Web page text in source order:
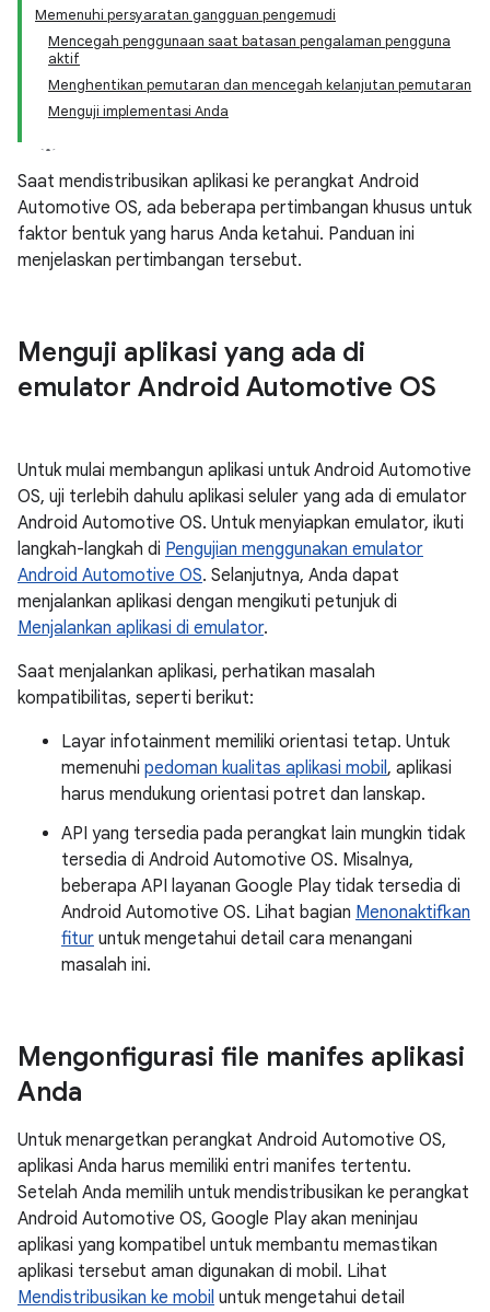
Memenuhi persyaratan gangguan pengemudi
Mencegah penggunaan saat batasan pengalaman pengguna
aktif
Menghentikan pemutaran dan mencegah kelanjutan pemutaran
Menguji implementasi Anda
Saat mendistribusikan aplikasi ke perangkat Android
Automotive OS, ada beberapa pertimbangan khusus untuk
faktor bentuk yang harus Anda ketahui. Panduan ini
menjelaskan pertimbangan tersebut.
Menguji aplikasi yang ada di
emulator Android Automotive OS
Untuk mulai membangun aplikasi untuk Android Automotive
OS, uji terlebih dahulu aplikasi seluler yang ada di emulator
Android Automotive OS. Untuk menyiapkan emulator, ikuti
langkah-langkah di Pengujian menggunakan emulator
Android Automotive OS. Selanjutnya, Anda dapat
menjalankan aplikasi dengan mengikuti petunjuk di
Menjalankan aplikasi di emulator.
Saat menjalankan aplikasi, perhatikan masalah
kompatibilitas, seperti berikut:
Layar infotainment memiliki orientasi tetap. Untuk
memenuhi pedoman kualitas aplikasi mobil, aplikasi
harus mendukung orientasi potret dan lanskap.
API yang tersedia pada perangkat lain mungkin tidak
tersedia di Android Automotive OS. Misalnya,
beberapa API layanan Google Play tidak tersedia di
Android Automotive OS. Lihat bagian Menonaktifkan
fitur untuk mengetahui detail cara menangani
masalah ini.
Mengonfigurasi file manifes aplikasi
Anda
Untuk menargetkan perangkat Android Automotive OS,
aplikasi Anda harus memiliki entri manifes tertentu.
Setelah Anda memilih untuk mendistribusikan ke perangkat
Android Automotive OS, Google Play akan meninjau
aplikasi yang kompatibel untuk membantu memastikan
aplikasi tersebut aman digunakan di mobil. Lihat
Mendistribusikan ke mobil untuk mengetahui detail